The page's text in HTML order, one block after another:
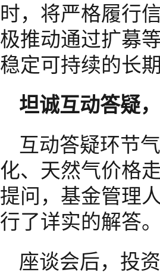
时，将严格履行
极推动通过扩募
稳定可持续的长
坦诚互动答疑
互动答疑环节
化、天然气价格
提问，基金管理
行了详实的解答。
座谈会后，投